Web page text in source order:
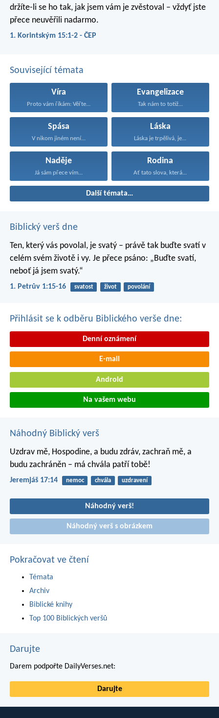
držíte-li se ho tak, jak jsem vám je zvěstoval – vždyť jste
přece neuvěřili nadarmo.
1. Korintským 15:1-2 - ČEP
Související témata
Víra
Proto vám říkám: Věřte...
Evangelizace
Tak nám to totiž...
Spása
V nikom jiném není...
Láska
Láska je trpělivá, je...
Naděje
Já sám přece vím...
Rodina
Ať tato slova, která...
Další témata…
Biblický verš dne
Ten, který vás povolal, je svatý – právě tak buďte svatí v
celém svém životě i vy. Je přece psáno: „Buďte svatí,
neboť já jsem svatý.“
1. Petrův 1:15-16 svatost život povolání
Přihlásit se k odběru Biblického verše dne:
Denní oznámení
E-mail
Android
Na vašem webu
Náhodný Biblický verš
Uzdrav mě, Hospodine, a budu zdráv, zachraň mě, a
budu zachráněn – má chvála patří tobě!
Jeremjáš 17:14 nemoc chvála uzdravení
Náhodný verš!
Náhodný verš s obrázkem
Pokračovat ve čtení
Témata
Archiv
Biblické knihy
Top 100 Biblických veršů
Darujte
Darem podpořte DailyVerses.net:
Darujte